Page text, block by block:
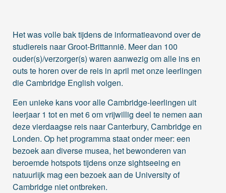
Het was volle bak tijdens de informatieavond over de
studiereis naar Groot-Brittannië. Meer dan 100
ouder(s)/verzorger(s) waren aanwezig om alle ins en
outs te horen over de reis in april met onze leerlingen
die Cambridge English volgen.
Een unieke kans voor alle Cambridge-leerlingen uit
leerjaar 1 tot en met 6 om vrijwillig deel te nemen aan
deze vierdaagse reis naar Canterbury, Cambridge en
Londen. Op het programma staat onder meer: een
bezoek aan diverse musea, hetbewonderen van
beroemde hotspots tijdens onze sightseeing en
natuurlijk mag een bezoek aan de University of
Cambridge niet ontbreken.